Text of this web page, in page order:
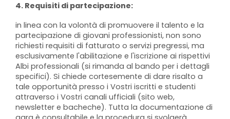
4. Requisiti di partecipazione:
in linea con la volontà di promuovere il talento e la
partecipazione di giovani professionisti, non sono
richiesti requisiti di fatturato o servizi pregressi, ma
esclusivamente l'abilitazione e l'iscrizione ai rispettivi
Albi professionali (si rimanda al bando per i dettagli
specifici). Si chiede cortesemente di dare risalto a
tale opportunità presso i Vostri iscritti e studenti
attraverso i Vostri canali ufficiali (sito web,
newsletter e bacheche). Tutta la documentazione di